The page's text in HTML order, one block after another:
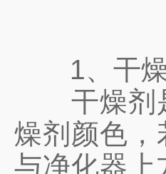
1、干燥
干燥剂是
燥剂颜色，
与净化器上